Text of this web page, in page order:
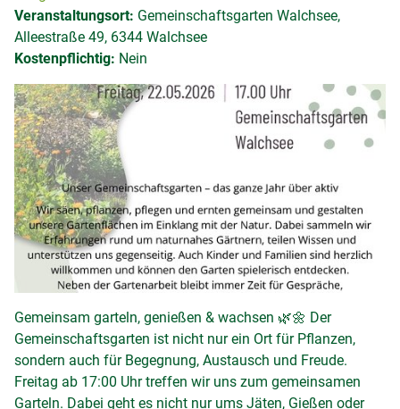
Veranstaltungsort: Gemeinschaftsgarten Walchsee,
Alleestraße 49, 6344 Walchsee
Kostenpflichtig: Nein
Gemeinsam garteln, genießen & wachsen 🌿🌼 Der
Gemeinschaftsgarten ist nicht nur ein Ort für Pflanzen,
sondern auch für Begegnung, Austausch und Freude.
Freitag ab 17:00 Uhr treffen wir uns zum gemeinsamen
Garteln. Dabei geht es nicht nur ums Jäten, Gießen oder